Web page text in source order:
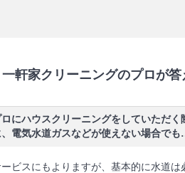
軒家クリーニングのプロが
ロにハウスクリーニングをしていただく
、電気水道ガスなどが使えない場合で
ビスにもよりますが、基本的に水道は